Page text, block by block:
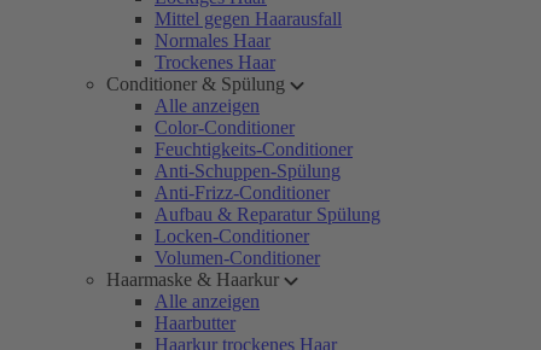
Mittel gegen Haarausfall
Normales Haar
Trockenes Haar
Conditioner & Spülung
Alle anzeigen
Color-Conditioner
Feuchtigkeits-Conditioner
Anti-Schuppen-Spülung
Anti-Frizz-Conditioner
Aufbau & Reparatur Spülung
Locken-Conditioner
Volumen-Conditioner
Haarmaske & Haarkur
Alle anzeigen
Haarbutter
Haarkur trockenes Haar